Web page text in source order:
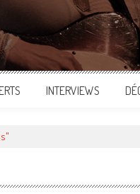
INTERVIEWS